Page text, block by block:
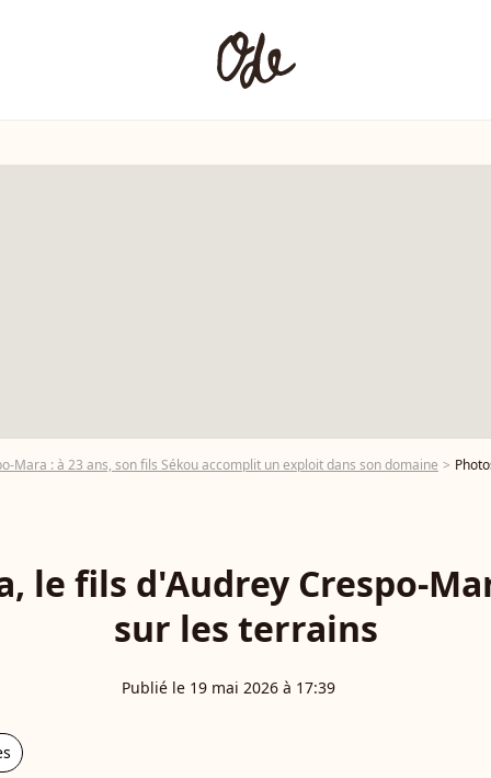
Mara : à 23 ans, son fils Sékou accomplit un exploit dans son domaine Photos :
le fils d'Audrey Crespo-
sur les terrains
Publié le 19 mai 2026 à 17:39